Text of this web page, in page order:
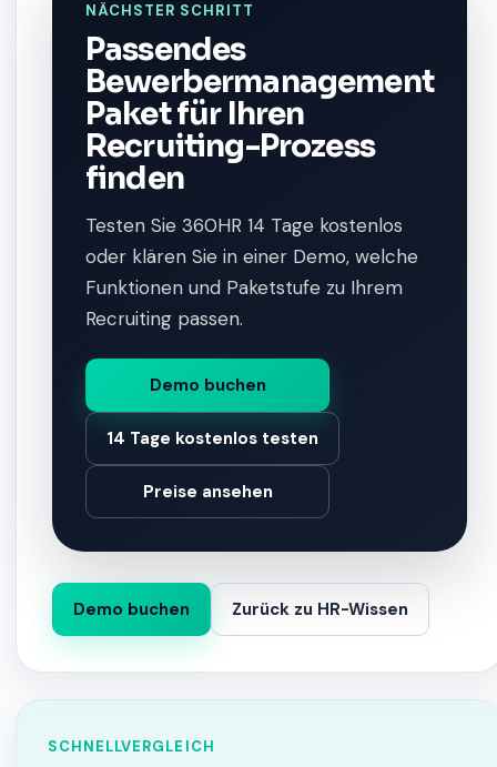
NÄCHSTER SCHRITT
Passendes
Bewerbermanagement
Paket für Ihren
Recruiting-Prozess
finden
Testen Sie 360HR 14 Tage kostenlos
oder klären Sie in einer Demo, welche
Funktionen und Paketstufe zu Ihrem
Recruiting passen.
Demo buchen
14 Tage kostenlos testen
Preise ansehen
Demo buchen Zurück zu HR-Wissen
SCHNELLVERGLEICH